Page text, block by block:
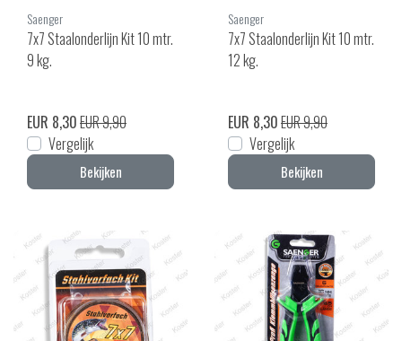
Saenger
7x7 Staalonderlijn Kit 10 mtr.
9 kg.
EUR 8,30EUR 9,90
Vergelijk
Bekijken
Saenger
7x7 Staalonderlijn Kit 10 mtr.
12 kg.
EUR 8,30EUR 9,90
Vergelijk
Bekijken